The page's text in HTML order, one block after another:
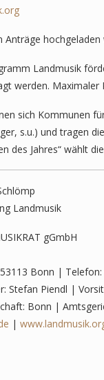
Anträge hochgeladen
Landmusik
werden. Maximaler
sich Kommunen
s.u.) und tragen
des Jahres“ wählt
Landmusik
gGmbH
Bonn |
Stefan Piendl |
Bonn |
|